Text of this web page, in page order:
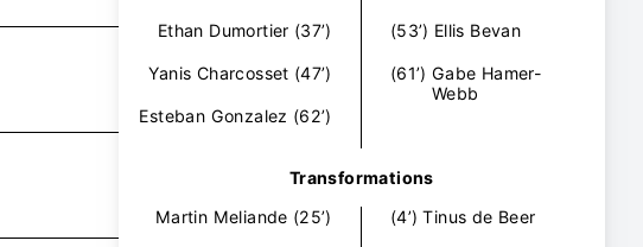
Ethan Dumortier (37’)
Yanis Charcosset (47’)
Esteban Gonzalez (62’)
(53’) Ellis Bevan
(61’) Gabe Hamer-
Webb
Transformations
Martin Meliande (25’) (4’) Tinus de Beer